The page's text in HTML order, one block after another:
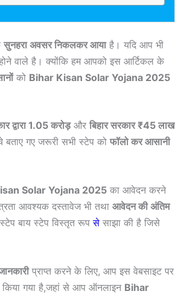
सुनहरा अवसर निकलकर आयाहै। यदि आप भी
वाले है। क्योंकि हम आपको इस आर्टिकल के
को Bihar Kisan Solar Yojana 2025
द्वारा 1.05 करोड़और बिहार सरकार ₹45 लाख
गए जरूरी सभी स्टेप को फॉलो कर आसानी
Solar Yojana 2025 का आवेदन करने
आवश्यक दस्तावेज भी तथा आवेदन की अंतिम
बाय स्टेप विस्तृत रूपसे साझा की है जिसे
प्राप्त करने के लिए, आप इस वेबसाइट पर
किया गया है,जहां से आप ऑनलाइन Bihar